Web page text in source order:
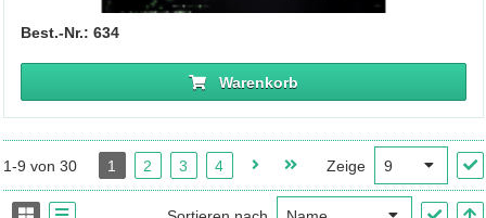
Best.-Nr.: 634
Warenkorb
1-9 von 30 1 2 3 4 Zeige